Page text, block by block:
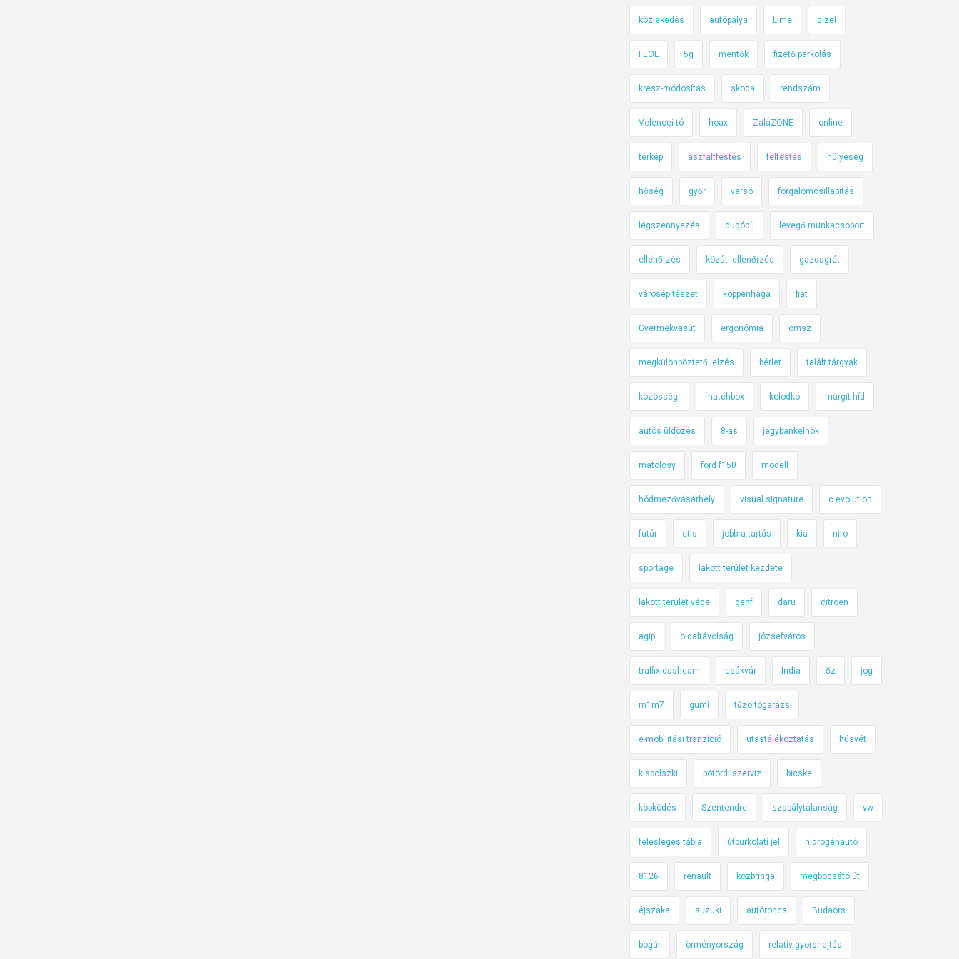
közlekedés autópálya Lime dízel
FEOL 5g mentők fizető parkolás
kresz-módosítás skoda rendszám
Velencei-tó hoax ZalaZONE online
térkép aszfaltfestés felfestés hülyeség
hőség győr varsó forgalomcsillapítás
légszennyezés dugódíj levegő munkacsoport
ellenőrzés közúti ellenőrzés gazdagrét
városépítészet koppenhága fiat
Gyermekvasút ergonómia omsz
megkülönböztető jelzés bérlet talált tárgyak
közösségi matchbox kolodko margit híd
autós üldözés 8-as jegybankelnök
matolcsy ford f150 modell
hódmezővásárhely visual signature c evolution
futár ctis jobbra tartás kia niro
sportage lakott terület kezdete
lakott terület vége genf daru citroen
agip oldaltávolság józsefváros
traffix dashcam csákvár India őz jog
m1m7 gumi tűzoltógarázs
e-mobilitási tranzíció utastájékoztatás húsvét
kispolszki pötördi szerviz bicske
köpködés Szentendre szabálytalanság vw
felesleges tábla útburkolati jel hidrogénautó
8126 renault közbringa megbocsátó út
éjszaka suzuki autóroncs Budaörs
bogár örményország relatív gyorshajtás